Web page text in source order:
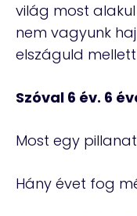
világ most
nem vagyunk
elszáguld
Szóval 6 év. 6
Most egy
Hány évet fog